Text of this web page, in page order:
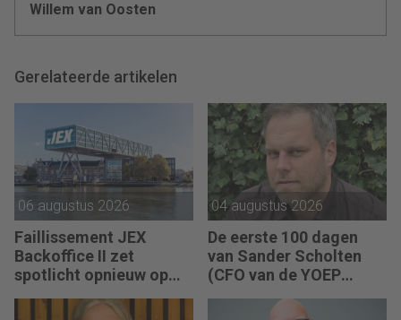
Willem van Oosten
Gerelateerde artikelen
06 augustus 2026
Faillissement JEX
Backoffice II zet
spotlicht opnieuw op
04 augustus 2026
De eerste 100 dagen
van Sander Scholten
(CFO van de YOEP
sturing werkt pas echt